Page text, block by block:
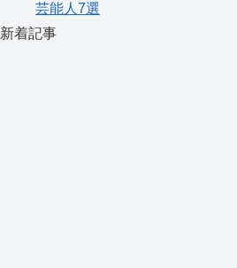
芸能人7選
新着記事